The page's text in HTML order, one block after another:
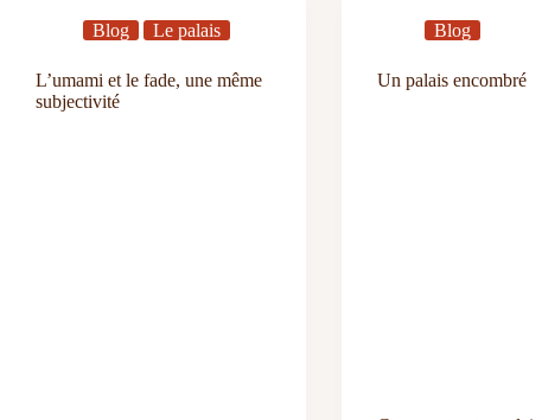
Blog Le palais
L’umami et le fade, une même
subjectivité
Blog
Un palais encombré